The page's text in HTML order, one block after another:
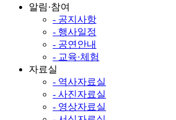
알림·참여
- 공지사항
- 행사일정
- 공연안내
- 교육·체험
자료실
- 역사자료실
- 사진자료실
- 영상자료실